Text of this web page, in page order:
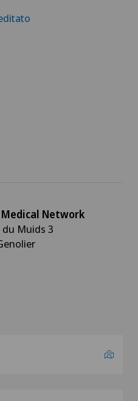
Medical Network
du Muids 3